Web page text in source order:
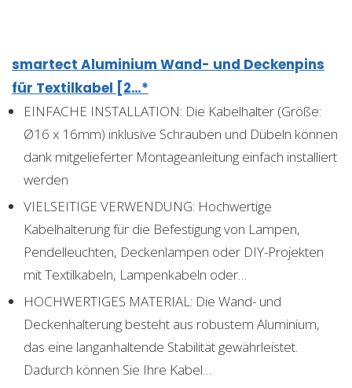
smartect Aluminium Wand- und Deckenpins
für Textilkabel [2…*
EINFACHE INSTALLATION: Die Kabelhalter (Größe:
Ø16 x 16mm) inklusive Schrauben und Dübeln können
dank mitgelieferter Montageanleitung einfach installiert
werden
VIELSEITIGE VERWENDUNG: Hochwertige
Kabelhalterung für die Befestigung von Lampen,
Pendelleuchten, Deckenlampen oder DIY-Projekten
mit Textilkabeln, Lampenkabeln oder…
HOCHWERTIGES MATERIAL: Die Wand- und
Deckenhalterung besteht aus robustem Aluminium,
das eine langanhaltende Stabilität gewährleistet.
Dadurch können Sie Ihre Kabel…